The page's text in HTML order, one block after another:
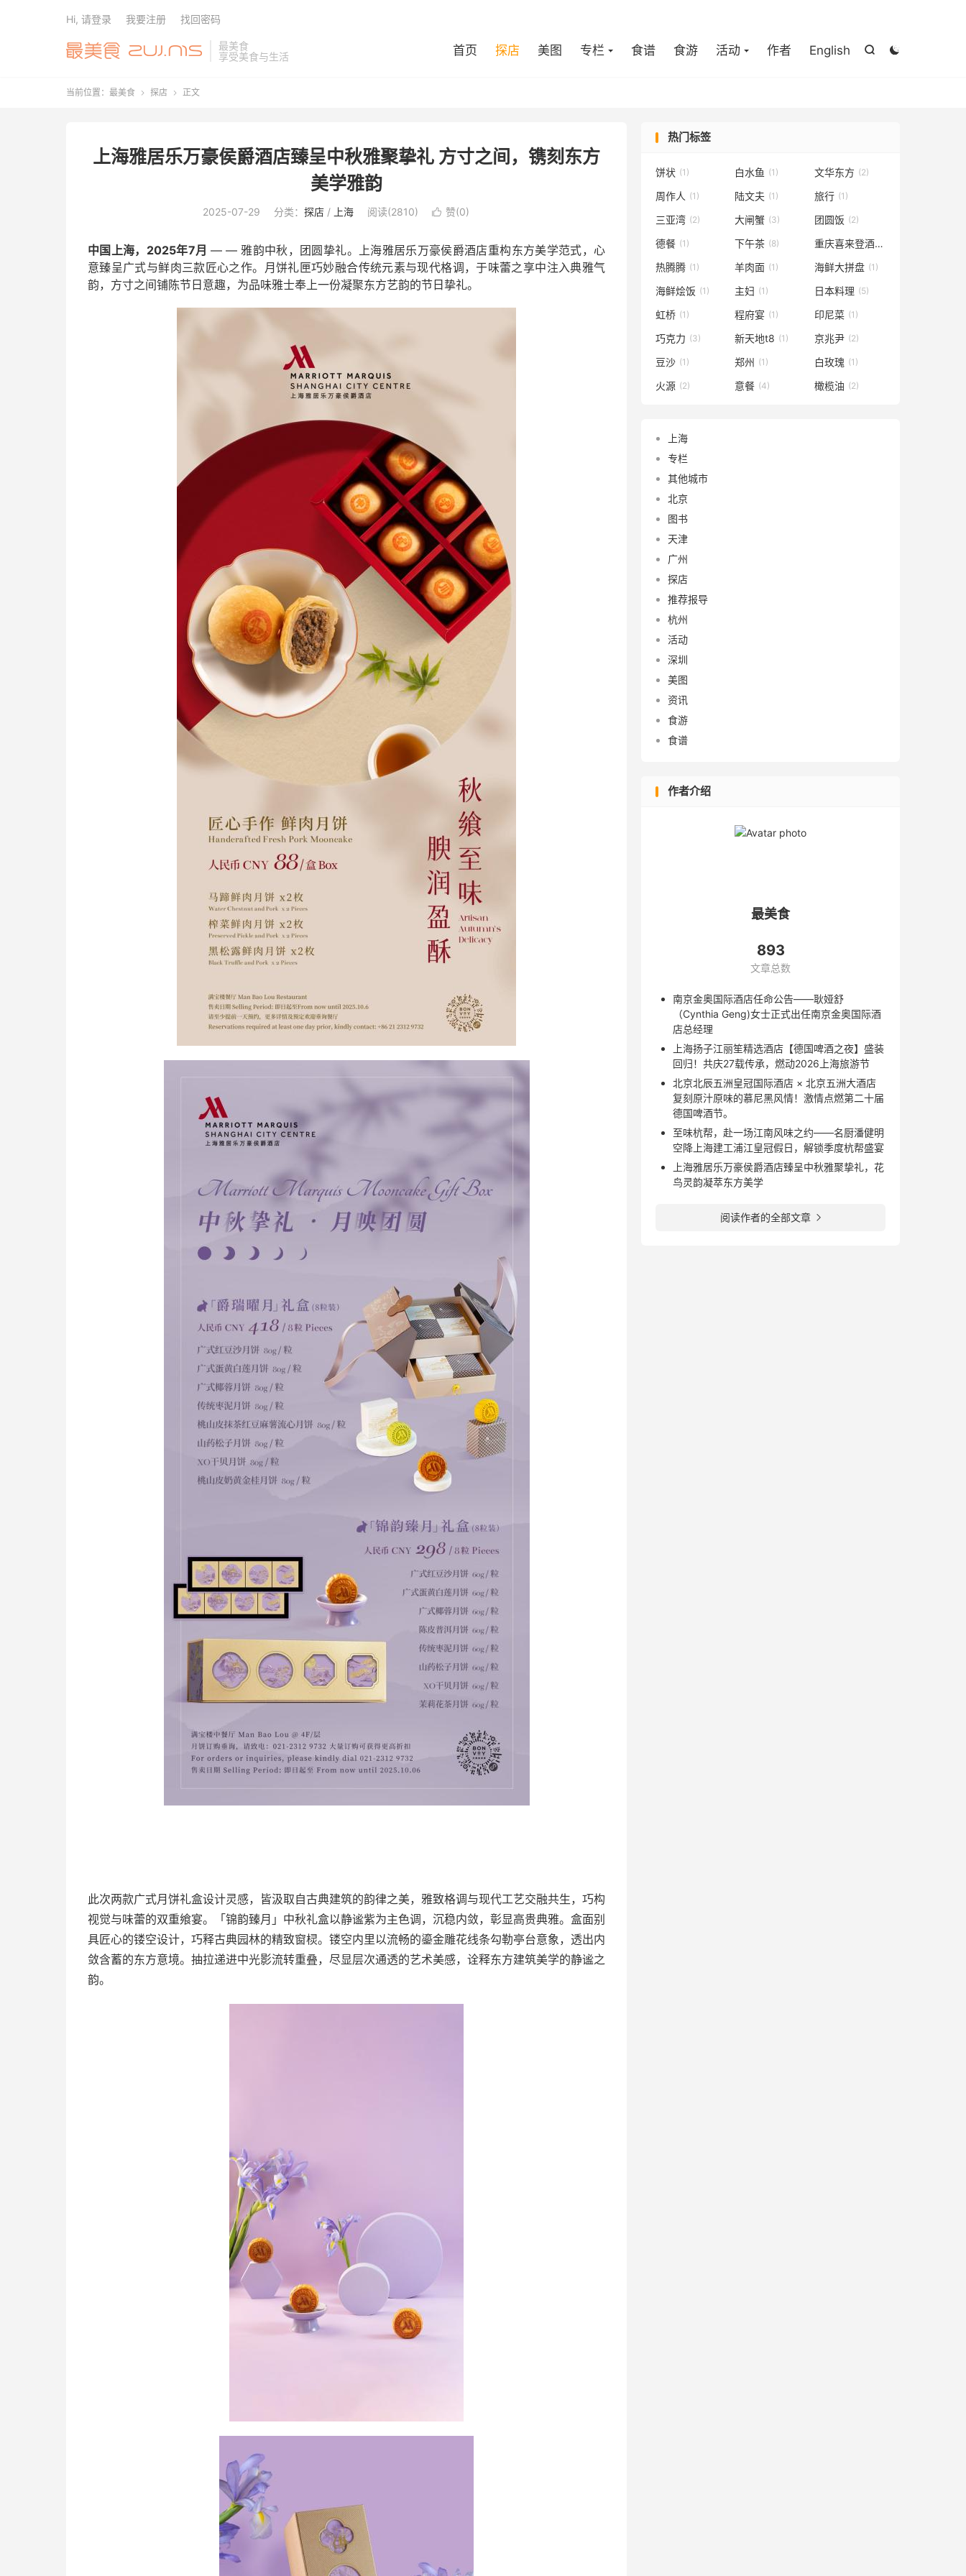
最美食
享受美食与生活


首页 探店 美图 专栏 食谱 食游 活动 作者 English
Hi, 请登录 我要注册 找回密码
当前位置： 最美食  探店  正文
上海雅居乐万豪侯爵酒店臻呈中秋雅聚挚礼 方寸之间，镌刻东方
美学雅韵
2025-07-29 分类： 探店/ 上海 阅读(2810)  赞(0)
中国上海，2025年7月 — — 雅韵中秋，团圆挚礼。上海雅居乐万豪侯爵酒店重构东方美学范式，心
意臻呈广式与鲜肉三款匠心之作。月饼礼匣巧妙融合传统元素与现代格调，于味蕾之享中注入典雅气
韵，方寸之间铺陈节日意趣，为品味雅士奉上一份凝聚东方艺韵的节日挚礼。
此次两款广式月饼礼盒设计灵感，皆汲取自古典建筑的韵律之美，雅致格调与现代工艺交融共生，巧构
视觉与味蕾的双重飨宴。「锦韵臻月」中秋礼盒以静谧紫为主色调，沉稳内敛，彰显高贵典雅。盒面别
具匠心的镂空设计，巧释古典园林的精致窗棂。镂空内里以流畅的鎏金雕花线条勾勒亭台意象，透出内
敛含蓄的东方意境。抽拉递进中光影流转重叠，尽显层次通透的艺术美感，诠释东方建筑美学的静谧之
韵。
热门标签
饼状 (1) 白水鱼 (1) 文华东方 (2)
周作人 (1) 陆文夫 (1) 旅行 (1)
三亚湾 (2) 大闸蟹 (3) 团圆饭 (2)
德餐 (1) 下午茶 (8) 重庆喜来登酒店
热腾腾 (1) 羊肉面 (1) 海鲜大拼盘 (1)
海鲜烩饭 (1) 主妇 (1) 日本料理 (5)
虹桥 (1) 程府宴 (1) 印尼菜 (1)
巧克力 (3) 新天地t8 (1) 京兆尹 (2)
豆沙 (1) 郑州 (1) 白玫瑰 (1)
火源 (2) 意餐 (4) 橄榄油 (2)
上海
专栏
其他城市
北京
图书
天津
广州
探店
推荐报导
杭州
活动
深圳
美图
资讯
食游
食谱
作者介绍
最美食
893
文章总数
南京金奥国际酒店任命公告——耿娅舒
（Cynthia Geng)女士正式出任南京金奥国际酒
店总经理
上海扬子江丽笙精选酒店【德国啤酒之夜】盛装
回归！共庆27载传承，燃动2026上海旅游节
北京北辰五洲皇冠国际酒店 × 北京五洲大酒店
复刻原汁原味的慕尼黑风情！激情点燃第二十届
德国啤酒节。
至味杭帮，赴一场江南风味之约——名厨潘健明
空降上海建工浦江皇冠假日，解锁季度杭帮盛宴
上海雅居乐万豪侯爵酒店臻呈中秋雅聚挚礼，花
鸟灵韵凝萃东方美学
阅读作者的全部文章 